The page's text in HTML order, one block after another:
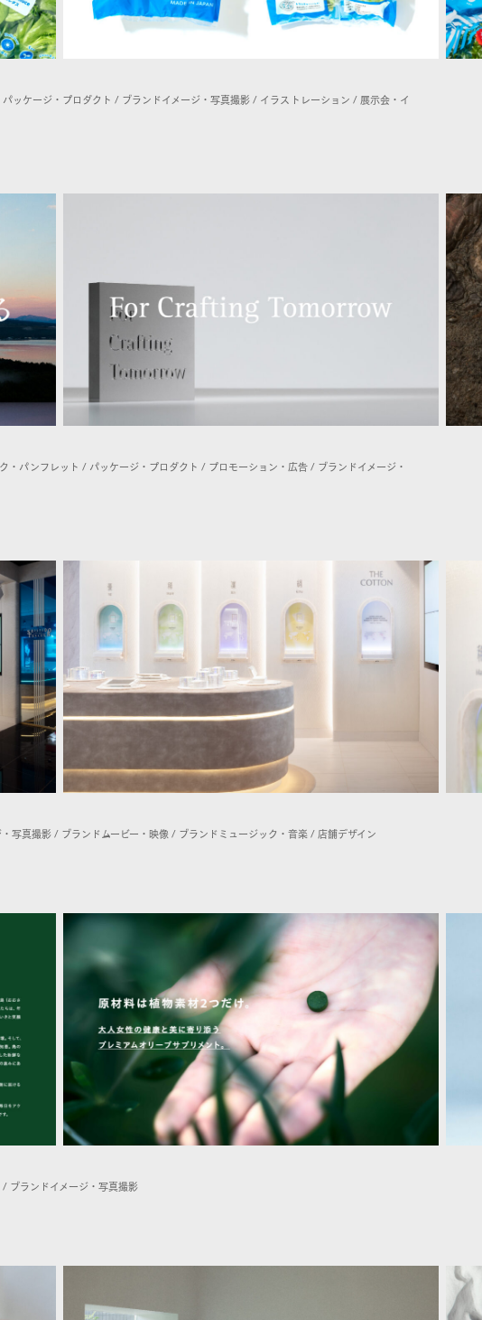
ケージ・プロダクト / ブランドイメージ・写真撮影 / イラストレーション / 展示会・イ
パンフレット / パッケージ・プロダクト / プロモーション・広告 / ブランドイメージ・
真撮影 / ブランドムービー・映像 / ブランドミュージック・音楽 / 店舗デザイン
ブランドイメージ・写真撮影